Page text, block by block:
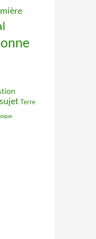
sujet Terre